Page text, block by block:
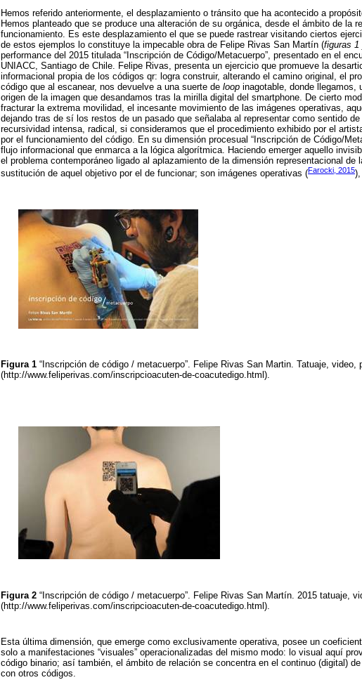
Hemos referido anteriormente, el desplazamiento o tránsito que ha acontecido a
Hemos planteado que se produce una alteración de su orgánica, desde el ámbito de la
funcionamiento. Es este desplazamiento el que se puede rastrear visitando ciertos
de estos ejemplos lo constituye la impecable obra de Felipe Rivas San Martín (figuras 1
performance del 2015 titulada “Inscripción de Código/Metacuerpo”, presentado en el
UNIACC, Santiago de Chile.​ Felipe Rivas, presenta un ejercicio que promueve la
informacional propia de los códigos qr: logra construir, alterando el camino original, el
código que al escanear, nos devuelve a una suerte de loop inagotable, donde llegamos,
origen de la imagen que desandamos tras la mirilla digital del smartphone. De cierto
fracturar la extrema movilidad, el incesante movimiento de las imágenes operativas,
dejando tras de sí los restos de un pasado que señalaba al representar como sentido
recursividad intensa, radical, si consideramos que el procedimiento exhibido por el
por el funcionamiento del código. En su dimensión procesual “Inscripción de Código/
flujo informacional que enmarca a la lógica algorítmica. Haciendo emerger aquello
el problema contemporáneo ligado al aplazamiento de la dimensión representacional
sustitución de aquel objetivo por el de funcionar; son imágenes operativas (Farocki, 2015
Figura 1 “Inscripción de código / metacuerpo”. Felipe Rivas San Martin. Tatuaje, video,
(http://www.feliperivas.com/inscripcioacuten-de-coacutedigo.html).
Figura 2 “Inscripción de código / metacuerpo”. Felipe Rivas San Martín. 2015 tatuaje,
(http://www.feliperivas.com/inscripcioacuten-de-coacutedigo.html).
Esta última dimensión, que emerge como exclusivamente operativa, posee un
solo a manifestaciones “visuales” operacionalizadas del mismo modo: lo visual aquí
código binario; así también, el ámbito de relación se concentra en el continuo (digital)
con otros códigos.